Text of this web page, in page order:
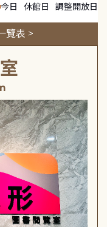
今日 休館日 調整開放日
覽表 >